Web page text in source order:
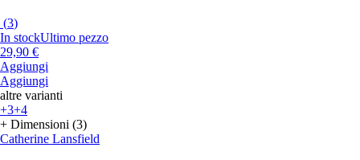
(3)
In stockUltimo pezzo
29,90 €
Aggiungi
Aggiungi
altre varianti
+3+4
+ Dimensioni (3)
Catherine Lansfield